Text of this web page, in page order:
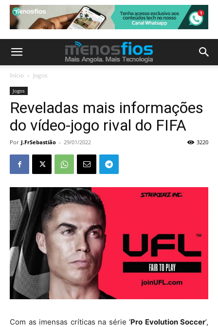
Início Jogos
Jogos
Reveladas mais informações
do vídeo-jogo rival do FIFA
Por J.FrSebastião - 29/01/2022 3220
Com as imensas críticas na série ‘Pro Evolution Soccer’,